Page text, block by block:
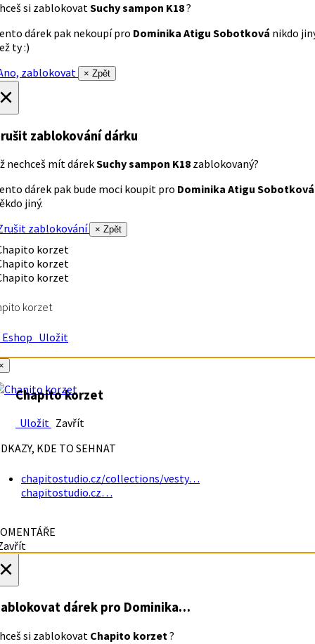
si zablokovatSuchy sampon K18?
dárek pak nekoupí pro Dominika Atigu Sobotková nikdo
ty :)
zablokovat
× Zpět
zablokování dárku
nechceš mít dárekSuchy sampon K18 zablokovaný?
dárek pak bude moci koupit pro Dominika Atigu Sobotková
jiný.
zablokování
× Zpět
korzet
Uložit
Chapito korzet
Uložit Zavřít
KDE TO SEHNAT
chapitostudio.cz/collections/vesty…
chapitostudio.cz…
dárek pro Dominika…
si zablokovat Chapito korzet?